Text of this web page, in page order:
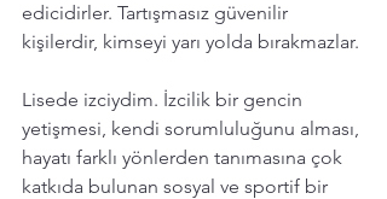
edicidirler. Tartışmasız güvenilir
kişilerdir, kimseyi yarı yolda bırakmazlar.
Lisede izciydim. İzcilik bir gencin
yetişmesi, kendi sorumluluğunu alması,
hayatı farklı yönlerden tanımasına çok
katkıda bulunan sosyal ve sportif bir